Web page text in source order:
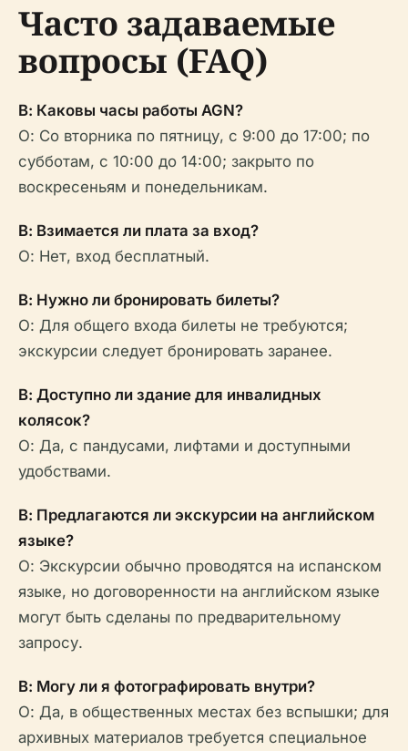
Часто задаваемые
вопросы (FAQ)
В: Каковы часы работы AGN?
О: Со вторника по пятницу, с 9:00 до 17:00; по
субботам, с 10:00 до 14:00; закрыто по
воскресеньям и понедельникам.
В: Взимается ли плата за вход?
О: Нет, вход бесплатный.
В: Нужно ли бронировать билеты?
О: Для общего входа билеты не требуются;
экскурсии следует бронировать заранее.
В: Доступно ли здание для инвалидных
колясок?
О: Да, с пандусами, лифтами и доступными
удобствами.
В: Предлагаются ли экскурсии на английском
языке?
О: Экскурсии обычно проводятся на испанском
языке, но договоренности на английском языке
могут быть сделаны по предварительному
запросу.
В: Могу ли я фотографировать внутри?
О: Да, в общественных местах без вспышки; для
архивных материалов требуется специальное